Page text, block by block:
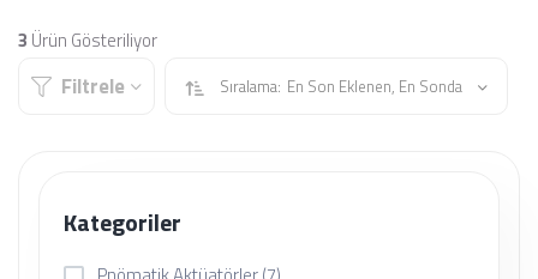
3 Ürün Gösteriliyor
Filtrele Sıralama: En Son Eklenen, En Sonda
Kategoriler